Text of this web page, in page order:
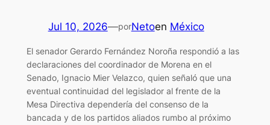
Jul 10, 2026—porNetoen México
El senador Gerardo Fernández Noroña respondió a las
declaraciones del coordinador de Morena en el
Senado, Ignacio Mier Velazco, quien señaló que una
eventual continuidad del legislador al frente de la
Mesa Directiva dependería del consenso de la
bancada y de los partidos aliados rumbo al próximo